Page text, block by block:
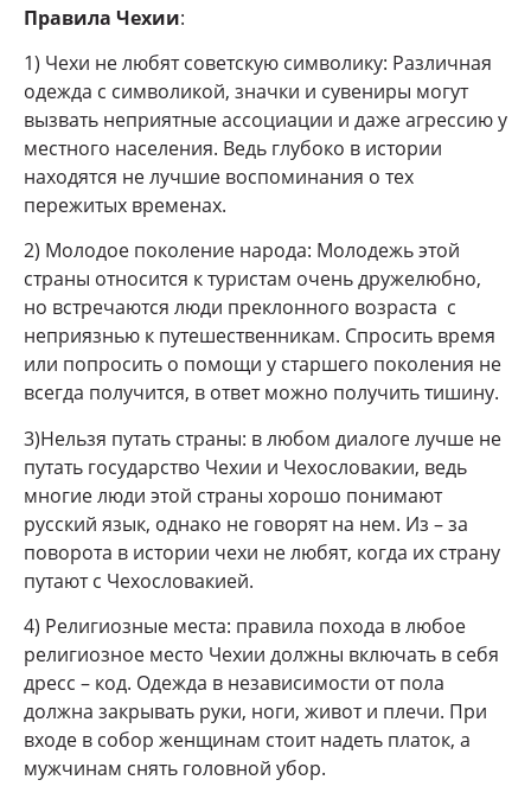
Правила Чехии:
1) Чехи не любят советскую символику: Различная
одежда с символикой, значки и сувениры могут
вызвать неприятные ассоциации и даже агрессию у
местного населения. Ведь глубоко в истории
находятся не лучшие воспоминания о тех
пережитых временах.
2) Молодое поколение народа: Молодежь этой
страны относится к туристам очень дружелюбно,
но встречаются люди преклонного возраста с
неприязнью к путешественникам. Спросить время
или попросить о помощи у старшего поколения не
всегда получится, в ответ можно получить тишину.
3)Нельзя путать страны: в любом диалоге лучше не
путать государство Чехии и Чехословакии, ведь
многие люди этой страны хорошо понимают
русский язык, однако не говорят на нем. Из – за
поворота в истории чехи не любят, когда их страну
путают с Чехословакией.
4) Религиозные места: правила похода в любое
религиозное место Чехии должны включать в себя
дресс – код. Одежда в независимости от пола
должна закрывать руки, ноги, живот и плечи. При
входе в собор женщинам стоит надеть платок, а
мужчинам снять головной убор.